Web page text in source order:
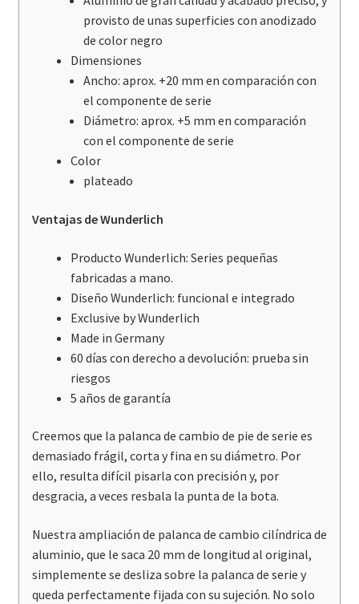
provisto de unas superficies con anodizado
de color negro
Dimensiones
Ancho: aprox. +20 mm en comparación con
el componente de serie
Diámetro: aprox. +5 mm en comparación
con el componente de serie
Color
plateado
Ventajas de Wunderlich
Producto Wunderlich: Series pequeñas
fabricadas a mano.
Diseño Wunderlich: funcional e integrado
Exclusive by Wunderlich
Made in Germany
60 días con derecho a devolución: prueba sin
riesgos
5 años de garantía
Creemos que la palanca de cambio de pie de serie es
demasiado frágil, corta y fina en su diámetro. Por
ello, resulta difícil pisarla con precisión y, por
desgracia, a veces resbala la punta de la bota.
Nuestra ampliación de palanca de cambio cilíndrica de
aluminio, que le saca 20 mm de longitud al original,
simplemente se desliza sobre la palanca de serie y
queda perfectamente fijada con su sujeción. No solo